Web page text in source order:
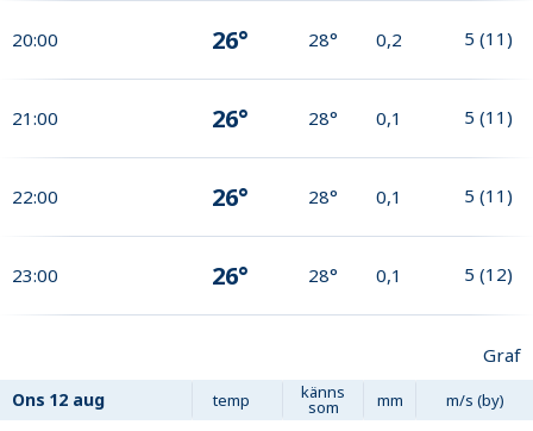
20:00 26° 28° 0,2 5 (11)
21:00 26° 28° 0,1 5 (11)
22:00 26° 28° 0,1 5 (11)
23:00 26° 28° 0,1 5 (12)
Graf
Ons 12 aug temp känns
som mm m/s (by)